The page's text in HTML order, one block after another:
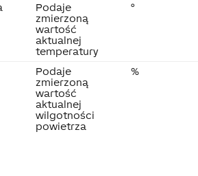
Podaje
zmierzoną
wartość
aktualnej
temperatury
°
Podaje
zmierzoną
wartość
aktualnej
wilgotności
powietrza
%